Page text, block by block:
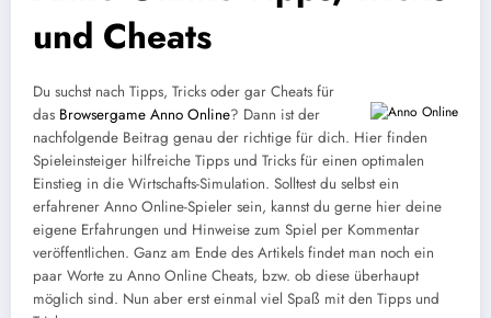
und Cheats
Du suchst nach Tipps, Tricks oder gar Cheats für
das Browsergame Anno Online? Dann ist der
nachfolgende Beitrag genau der richtige für dich. Hier finden
Spieleinsteiger hilfreiche Tipps und Tricks für einen optimalen
Einstieg in die Wirtschafts-Simulation. Solltest du selbst ein
erfahrener Anno Online-Spieler sein, kannst du gerne hier deine
eigene Erfahrungen und Hinweise zum Spiel per Kommentar
veröffentlichen. Ganz am Ende des Artikels findet man noch ein
paar Worte zu Anno Online Cheats, bzw. ob diese überhaupt
möglich sind. Nun aber erst einmal viel Spaß mit den Tipps und